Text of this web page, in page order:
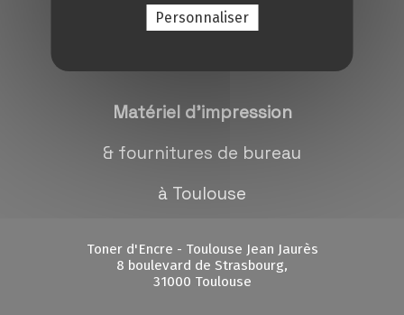
Contact/magasins
Matériel d'impression
& fournitures de bureau
à Toulouse
Toner d'Encre - Toulouse Jean Jaurès
8 boulevard de Strasbourg,
31000 Toulouse
Personnaliser